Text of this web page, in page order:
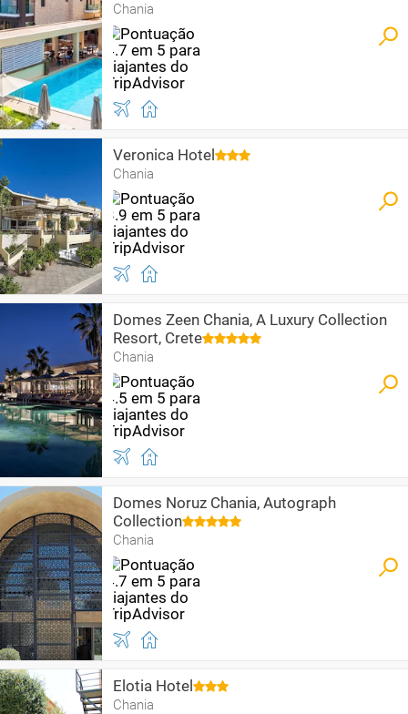
Chania
Veronica Hotel
Chania
Domes Zeen Chania, A Luxury Collection
Resort, Crete
Chania
Domes Noruz Chania, Autograph
Collection
Chania
Elotia Hotel
Chania